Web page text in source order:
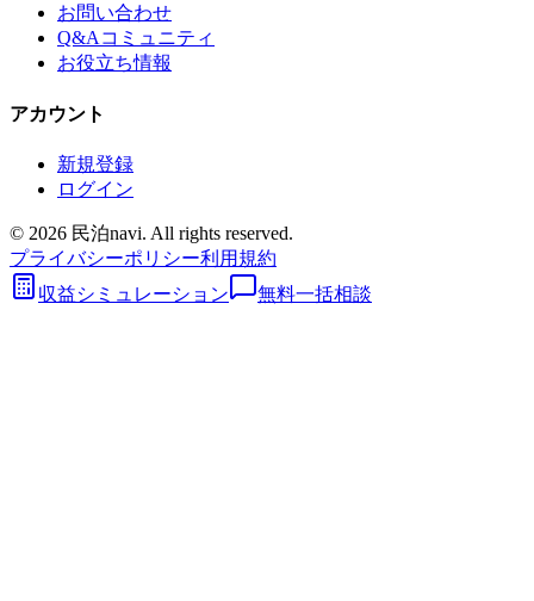
お問い合わせ
Q&Aコミュニティ
お役立ち情報
アカウント
新規登録
ログイン
© 2026 民泊navi. All rights reserved.
プライバシーポリシー利用規約
収益シミュレーション
無料一括相談